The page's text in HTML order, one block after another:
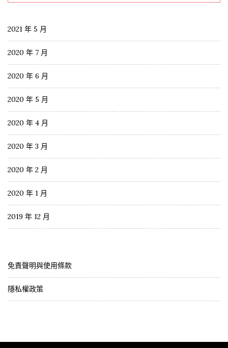
2021 年 5 月
2020 年 7 月
2020 年 6 月
2020 年 5 月
2020 年 4 月
2020 年 3 月
2020 年 2 月
2020 年 1 月
2019 年 12 月
免責聲明與使用條款
隱私權政策